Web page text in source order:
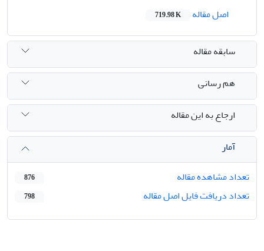
اصل مقاله
719.98 K
سابقه مقاله
هم رسانی
ارجاع به این مقاله
آمار
تعداد مشاهده مقاله
876
تعداد دریافت فایل اصل مقاله 798